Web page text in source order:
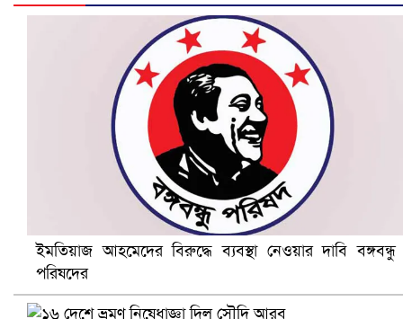
নানা সংকটে রিক্রুটিং এজেন্সি, হুমকির মুখে শ্রম রপ্তানি
ইমতিয়াজ আহমেদের বিরুদ্ধে ব্যবস্থা নেওয়ার দাবি বঙ্গবন্ধু
পরিষদের